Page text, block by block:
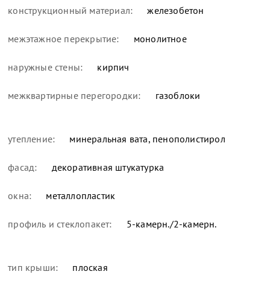
конструкционный материал: железобетон
межэтажное перекрытие: монолитное
наружные стены: кирпич
межквартирные перегородки: газоблоки
утепление: минеральная вата, пенополистирол
фасад: декоративная штукатурка
окна: металлопластик
профиль и стеклопакет: 5-камерн./2-камерн.
тип крыши: плоская